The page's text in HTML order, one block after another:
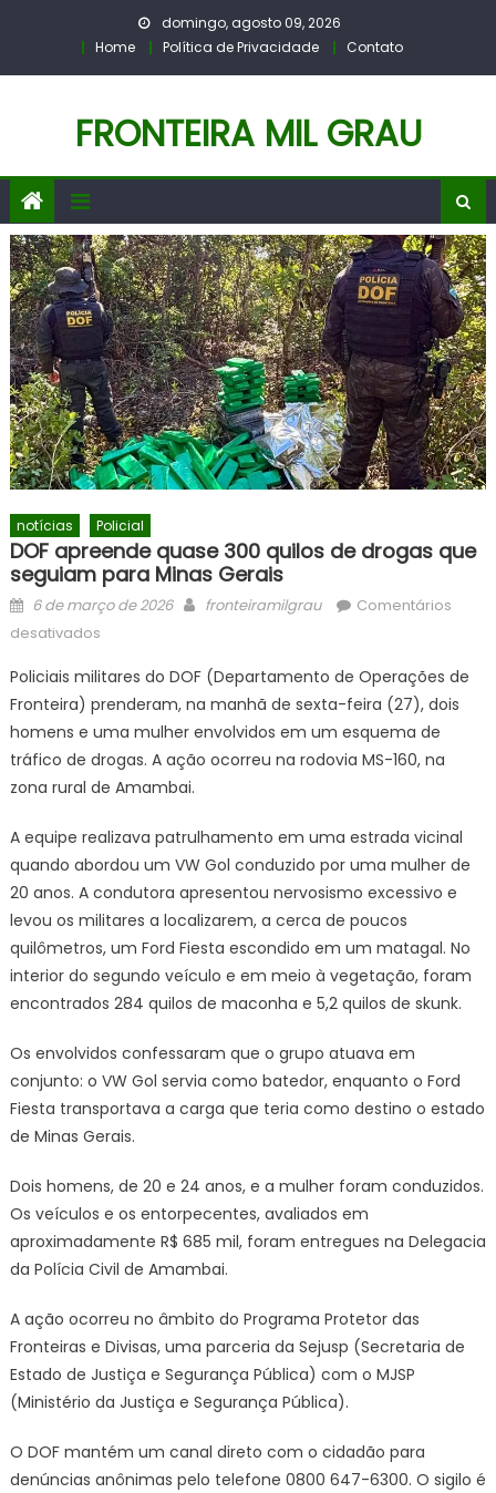
domingo, agosto 09, 2026
Home
Política de Privacidade Contato
FRONTEIRA MIL GRAU
notícias Policial
DOF apreende quase 300 quilos de drogas que
seguiam para Minas Gerais
Posted
on
6 de março de 2026 Author
fronteiramilgrau
Comentários
desativadosem
apreende
quase
300
quilos
de
que
seguiam
para
Minas
Policiais militares do DOF (Departamento de Operações de
Fronteira) prenderam, na manhã de sexta-feira (27), dois
homens e uma mulher envolvidos em um esquema de
tráfico de drogas. A ação ocorreu na rodovia MS-160, na
zona rural de Amambai.
A equipe realizava patrulhamento em uma estrada vicinal
quando abordou um VW Gol conduzido por uma mulher de
20 anos. A condutora apresentou nervosismo excessivo e
levou os militares a localizarem, a cerca de poucos
quilômetros, um Ford Fiesta escondido em um matagal. No
interior do segundo veículo e em meio à vegetação, foram
encontrados 284 quilos de maconha e 5,2 quilos de skunk.
Os envolvidos confessaram que o grupo atuava em
conjunto: o VW Gol servia como batedor, enquanto o Ford
Fiesta transportava a carga que teria como destino o estado
de Minas Gerais.
Dois homens, de 20 e 24 anos, e a mulher foram conduzidos.
Os veículos e os entorpecentes, avaliados em
aproximadamente R$ 685 mil, foram entregues na Delegacia
da Polícia Civil de Amambai.
A ação ocorreu no âmbito do Programa Protetor das
Fronteiras e Divisas, uma parceria da Sejusp (Secretaria de
Estado de Justiça e Segurança Pública) com o MJSP
(Ministério da Justiça e Segurança Pública).
O DOF mantém um canal direto com o cidadão para
denúncias anônimas pelo telefone 0800 647-6300. O sigilo é